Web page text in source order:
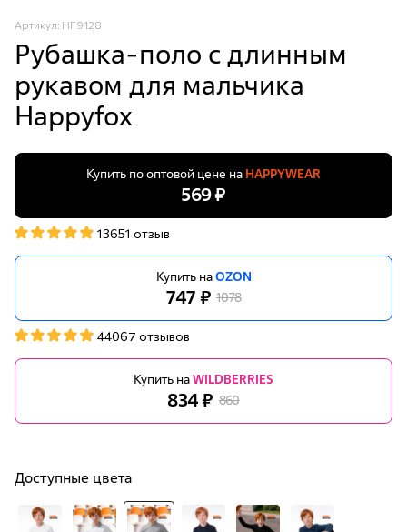
Артикул: HF9128
Рубашка-поло с длинным
рукавом для мальчика
Happyfox
Купить по оптовой цене на HAPPYWEAR
569 ₽
13651 отзыв
Купить наOZON
747 ₽ 1078
44067 отзывов
Купить наWILDBERRIES
834 ₽ 860
Доступные цвета